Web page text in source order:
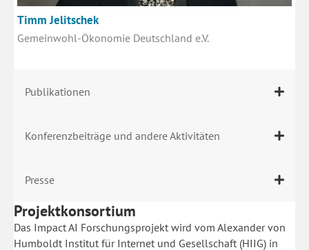
Timm Jelitschek
Gemeinwohl-Ökonomie Deutschland e.V.
Publikationen
Konferenzbeiträge und andere Aktivitäten
Presse
Projektkonsortium
Das Impact AI Forschungsprojekt wird vom Alexander von
Humboldt Institut für Internet und Gesellschaft (HIIG) in